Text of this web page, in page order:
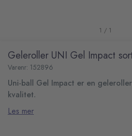
1 / 1
Geleroller UNI Gel Impact
Varenr: 152896
Uni-ball Gel Impact er en
kvalitet.
Pennen inneholder Uni Super Inc som
hindre at blekket bleker.
Les mer